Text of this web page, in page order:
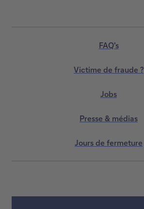
FAQ's
Victime de fraude ?
Jobs
Presse & médias
Jours de fermeture